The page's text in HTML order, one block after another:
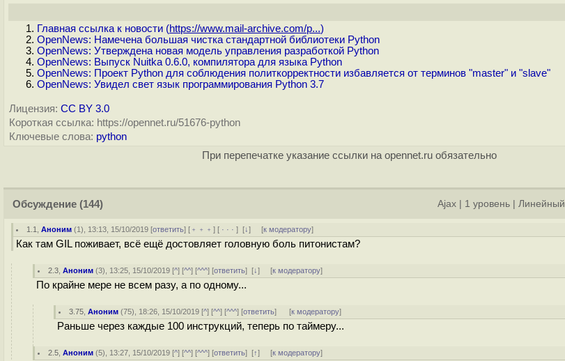
Главная ссылка к новости (https://www.mail-archive.com/p...)
OpenNews: Намечена большая чистка стандартной библиотеки Python
OpenNews: Утверждена новая модель управления разработкой Python
OpenNews: Выпуск Nuitka 0.6.0, компилятора для языка Python
OpenNews: Проект Python для соблюдения политкорректности избавляется от терминов "master" и "slave"
OpenNews: Увидел свет язык программирования Python 3.7
Лицензия: CC BY 3.0
Короткая ссылка: https://opennet.ru/51676-python
Ключевые слова: python
При перепечатке указание ссылки на opennet.ru обязательно
Обсуждение (144) Ajax 1 уровень Линейный
1.1 ,Аноним (1), 13:13, 15/10/2019 [ответить] [ ﹢﹢﹢] [ · · ·][↓] [к модератору]
Как там GIL поживает, всё ещё достовляет головную боль питонистам?
2.3 ,Аноним (3), 13:25, 15/10/2019 [^] [^^] [^^^] [ответить][↓] [к модератору]
По крайне мере не всем разу, а по одному...
3.75 ,Аноним (75), 18:26, 15/10/2019 [^] [^^] [^^^] [ответить] [к модератору]
Раньше через каждые 100 инструкций, теперь по таймеру...
2.5 ,Аноним (5), 13:27, 15/10/2019 [^] [^^] [^^^] [ответить][↑] [к модератору]